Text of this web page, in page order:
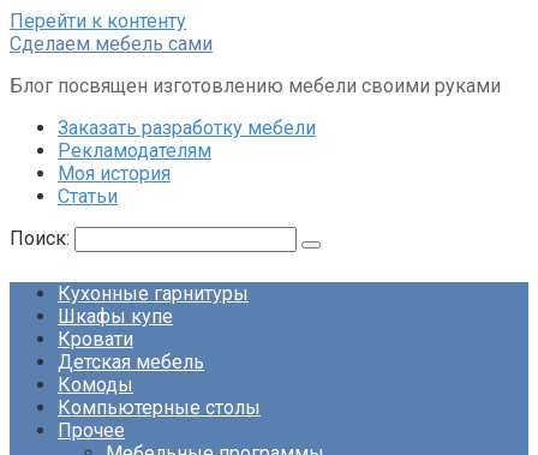
Перейти к контенту
Сделаем мебель сами
Блог посвящен изготовлению мебели своими руками
Заказать разработку мебели
Рекламодателям
Моя история
Статьи
Поиск:
Кухонные гарнитуры
Шкафы купе
Кровати
Детская мебель
Комоды
Компьютерные столы
Прочее